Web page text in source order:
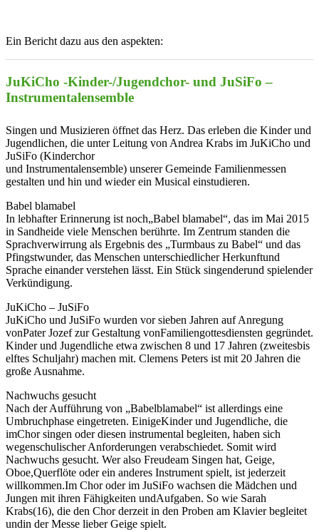
Ein Bericht dazu aus den aspekten:
JuKiCho -Kinder-/Jugendchor- und JuSiFo –
Instrumentalensemble
Singen und Musizieren öffnet das Herz. Das erleben die Kinder und
Jugendlichen, die unter Leitung von Andrea Krabs im JuKiCho und
JuSiFo (Kinderchor
und Instrumentalensemble) unserer Gemeinde Familienmessen
gestalten und hin und wieder ein Musical einstudieren.
Babel blamabel
In lebhafter Erinnerung ist noch„Babel blamabel“, das im Mai 2015
in Sandheide viele Menschen berührte. Im Zentrum standen die
Sprachverwirrung als Ergebnis des „Turmbaus zu Babel“ und das
Pfingstwunder, das Menschen unterschiedlicher Herkunftund
Sprache einander verstehen lässt. Ein Stück singenderund spielender
Verkündigung.
JuKiCho – JuSiFo
JuKiCho und JuSiFo wurden vor sieben Jahren auf Anregung
vonPater Jozef zur Gestaltung vonFamiliengottesdiensten gegründet.
Kinder und Jugendliche etwa zwischen 8 und 17 Jahren (zweitesbis
elftes Schuljahr) machen mit. Clemens Peters ist mit 20 Jahren die
große Ausnahme.
Nachwuchs gesucht
Nach der Aufführung von „Babelblamabel“ ist allerdings eine
Umbruchphase eingetreten. EinigeKinder und Jugendliche, die
imChor singen oder diesen instrumental begleiten, haben sich
wegenschulischer Anforderungen verabschiedet. Somit wird
Nachwuchs gesucht. Wer also Freudeam Singen hat, Geige,
Oboe,Querflöte oder ein anderes Instrument spielt, ist jederzeit
willkommen.Im Chor oder im JuSiFo wachsen die Mädchen und
Jungen mit ihren Fähigkeiten undAufgaben. So wie Sarah
Krabs(16), die den Chor derzeit in den Proben am Klavier begleitet
undin der Messe lieber Geige spielt.